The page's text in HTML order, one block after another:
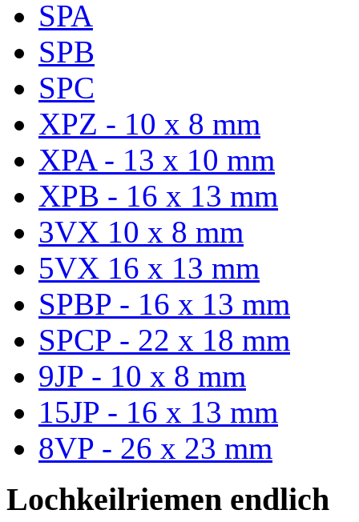
SPA
SPB
SPC
XPZ - 10 x 8 mm
XPA - 13 x 10 mm
XPB - 16 x 13 mm
3VX 10 x 8 mm
5VX 16 x 13 mm
SPBP - 16 x 13 mm
SPCP - 22 x 18 mm
9JP - 10 x 8 mm
15JP - 16 x 13 mm
8VP - 26 x 23 mm
Lochkeilriemen endlich